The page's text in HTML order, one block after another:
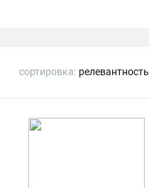
сортировка: релевантность